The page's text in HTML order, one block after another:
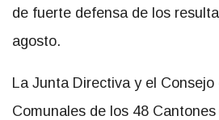
de fuerte defensa de los
agosto.
La Junta Directiva y el Consejo
Comunales de los 48